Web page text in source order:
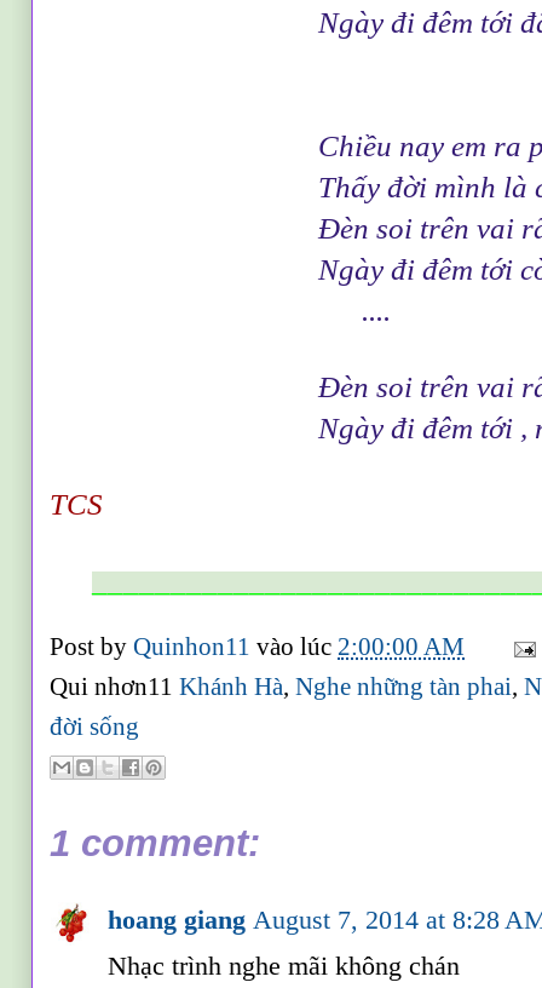
Ngày đi đêm tới đã
Chiều nay em ra
Thấy đời mình là con
Đèn soi trên vai rã
Ngày đi đêm tới còn
....
Đèn soi trên vai rã
Ngày đi đêm tới , nghe
TCS
Post byQuinhon11vào lúc 2:00:00 AM
Qui nhơn11Khánh Hà,Nghe những tàn phai,
đời sống
1 comment:
hoang giang August 7, 2014 at 8:28
Nhạc trình nghe mãi không chán